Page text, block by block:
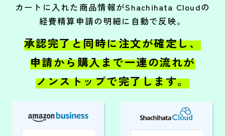
カートに入れた商品情報がShachihata Cloudの
経費精算申請の明細に自動で反映。
承認完了と同時に注文が確定し、
申請から購入まで一連の流れが
ノンストップで完了します。